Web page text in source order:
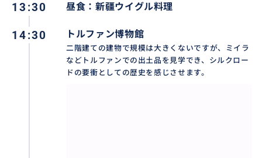
13:30 昼食：新疆ウイグル料理
14:30 トルファン博物館
二階建ての建物で規模は大きくないですが、ミイラ
などトルファンでの出土品を見学でき、シルクロー
ドの要衝としての歴史を感じさせます。